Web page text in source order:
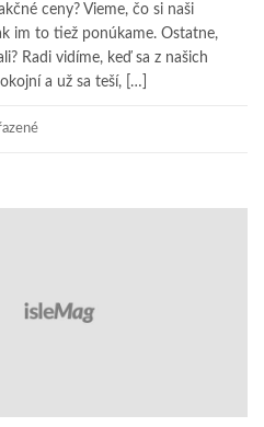
ceny? Vieme, čo si naši
im to tiež ponúkame. Ostatne,
Radi vidíme, keď sa z našich
a už sa teší, […]